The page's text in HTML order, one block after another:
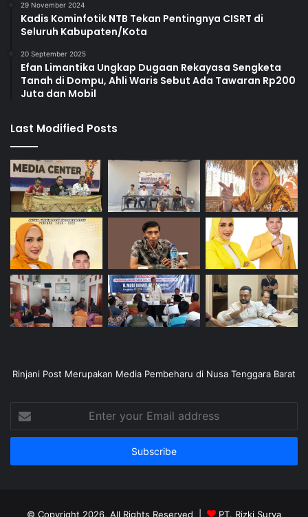
29 November 2024
Kadis Kominfotik NTB Tekan Pentingnya CISRT di
Seluruh Kabupaten/Kota
20 September 2025
Efan Limantika Ungkap Dugaan Rekayasa Sengketa
Tanah di Dompu, Ahli Waris Sebut Ada Tawaran Rp200
Juta dan Mobil
Last Modified Posts
Rinjani Post Merupakan Media Pembeharu di Nusa Tenggara Barat
your
Email
© Copyright 2026, All Rights Reserved | PT. Rizki Surya